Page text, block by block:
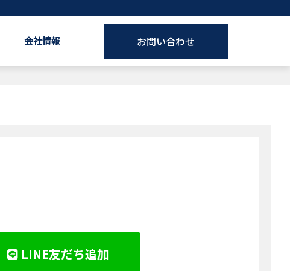
会社情報 お問い合わせ
LINE友だち追加